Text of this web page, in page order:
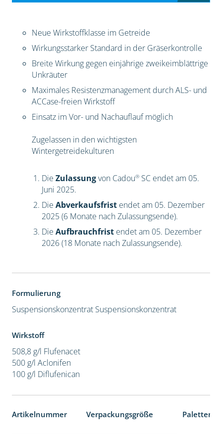
Neue Wirkstoffklasse im Getreide
Wirkungsstarker Standard in der Gräserkontrolle
Breite Wirkung gegen einjährige zweikeimblättrige
Unkräuter
Maximales Resistenzmanagement durch ALS- und
ACCase-freien Wirkstoff
Einsatz im Vor- und Nachauflauf möglich
Zugelassen in den wichtigsten
Wintergetreidekulturen
Die Zulassungvon Cadou®SC endet am 05.
Juni 2025.
Die Abverkaufsfristendet am 05. Dezember
2025 (6 Monate nach Zulassungsende).
Die Aufbrauchfristendet am 05. Dezember
2026 (18 Monate nach Zulassungsende).
Formulierung
Suspensionskonzentrat Suspensionskonzentrat
Wirkstoff
508,8 g/l Flufenacet
500 g/l Aclonifen
100 g/l Diflufenican
Artikelnummer Verpackungsgröße